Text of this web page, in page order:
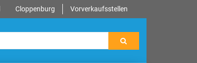
Cloppenburg Vorverkaufsstellen